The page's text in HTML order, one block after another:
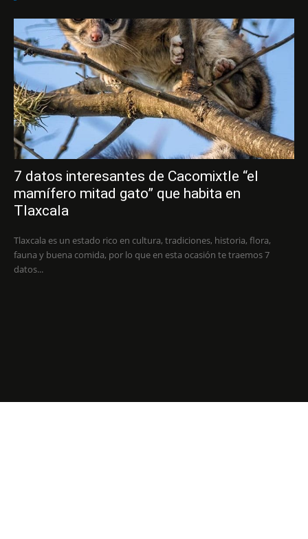
7 datos interesantes de Cacomixtle “el
mamífero mitad gato” que habita en
Tlaxcala
Tlaxcala es un estado rico en cultura, tradiciones, historia, flora,
fauna y buena comida, por lo que en esta ocasión te traemos 7
datos...